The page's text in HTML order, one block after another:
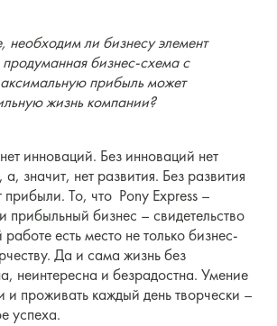
необходим ли бизнесу элемент
бизнес-схема с
прибыль может
жизнь компании?
инноваций. Без инноваций нет
значит, нет развития. Без развития
прибыли. То, что Pony Express –
бизнес – свидетельство
есть место не только бизнес-
Да и сама жизнь без
неинтересна и безрадостна. Умение
и проживать каждый день творчески –
успеха.